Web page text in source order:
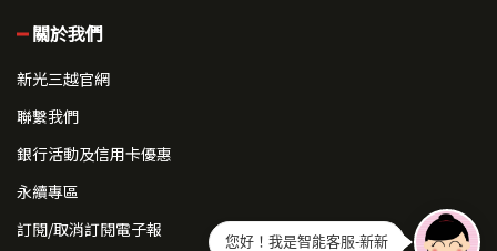
關於我們
新光三越官網
聯繫我們
銀行活動及信用卡優惠
永續專區
訂閱/取消訂閱電子報
您好！我是智能客服-新新